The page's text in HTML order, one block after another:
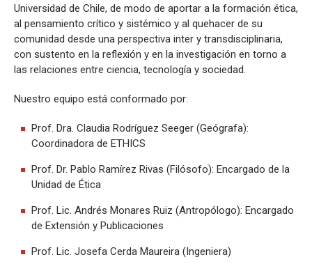
Universidad de Chile, de modo de aportar a la formación ética,
al pensamiento crítico y sistémico y al quehacer de su
comunidad desde una perspectiva inter y transdisciplinaria,
con sustento en la reflexión y en la investigación en torno a
las relaciones entre ciencia, tecnología y sociedad.
Nuestro equipo está conformado por:
Prof. Dra. Claudia Rodríguez Seeger (Geógrafa):
Coordinadora de ETHICS
Prof. Dr. Pablo Ramírez Rivas (Filósofo): Encargado de la
Unidad de Ética
Prof. Lic. Andrés Monares Ruiz (Antropólogo): Encargado
de Extensión y Publicaciones
Prof. Lic. Josefa Cerda Maureira (Ingeniera)